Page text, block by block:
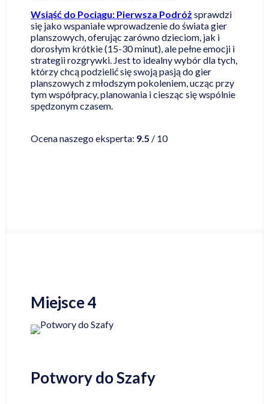
Wsiąść do Pociągu: Pierwsza Podróż sprawdzi
się jako wspaniałe wprowadzenie do świata gier
planszowych, oferując zarówno dzieciom, jak i
dorosłym krótkie (15-30 minut), ale pełne emocji i
strategii rozgrywki. Jest to idealny wybór dla tych,
którzy chcą podzielić się swoją pasją do gier
planszowych z młodszym pokoleniem, ucząc przy
tym współpracy, planowania i ciesząc się wspólnie
spędzonym czasem.
Ocena naszego eksperta: 9.5 / 10
Miejsce 4
Potwory do Szafy